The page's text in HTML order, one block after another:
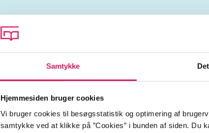
Samtykke
Hjemmesiden bruger cookies
Vi bruger cookies til besøgsstatistik og optimering af
samtykke ved at klikke på ”Cookies” i bunden af siden. Du